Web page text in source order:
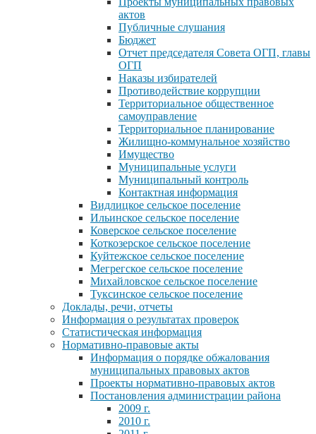
актов
Публичные слушания
Бюджет
Отчет председателя Совета ОГП, главы
ОГП
Наказы избирателей
Противодействие коррупции
Территориальное общественное
самоуправление
Территориальное планирование
Жилищно-коммунальное хозяйство
Имущество
Муниципальные услуги
Муниципальный контроль
Контактная информация
Видлицкое сельское поселение
Ильинское сельское поселение
Коверское сельское поселение
Коткозерское сельское поселение
Куйтежское сельское поселение
Мегрегское сельское поселение
Михайловское сельское поселение
Туксинское сельское поселение
Доклады, речи, отчеты
Информация о результатах проверок
Статистическая информация
Нормативно-правовые акты
Информация о порядке обжалования
муниципальных правовых актов
Проекты нормативно-правовых актов
Постановления администрации района
2009 г.
2010 г.